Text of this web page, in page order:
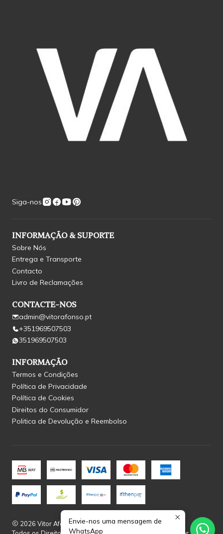
Siga-nos
INFORMAÇÃO & SUPORTE
Sobre Nós
Entrega e Transporte
Contacto
Livro de Reclamações
CONTACTE-NOS
admin@vitorafonso.pt
+351969507503
351969507503
INFORMAÇÃO
Termos e Condições
Política de Privacidade
Política de Cookies
Direitos do Consumidor
Politica de Devolução e Reembolso
2026 Vitor Afonso.Envie-nos uma mensagem de
WhatsApp